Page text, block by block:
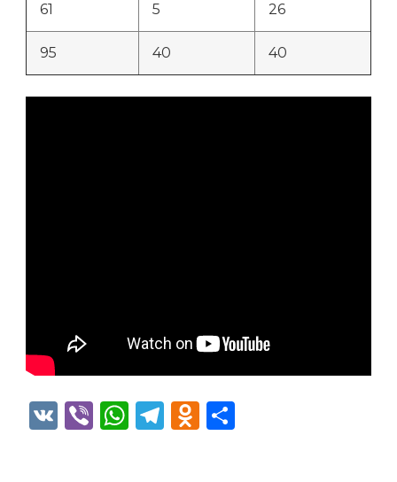
61 5 26
95 40 40
VK ViberWhatsApp
Telegram
Odnoklassniki